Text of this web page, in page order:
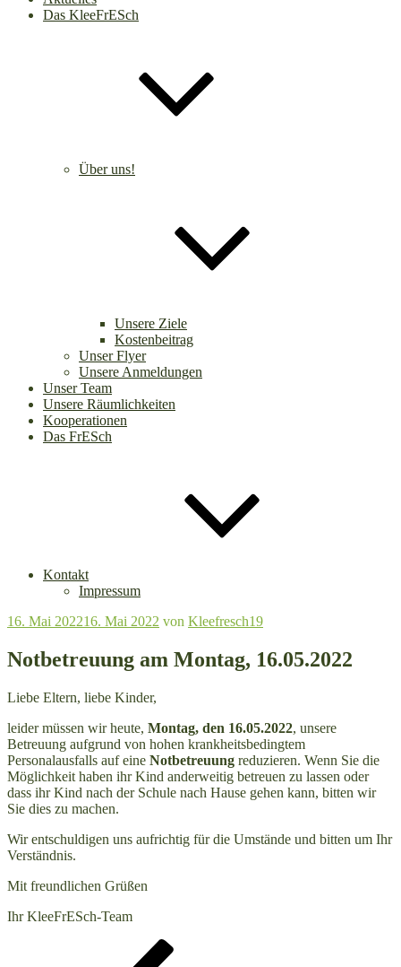
Das KleeFrESch
Über uns!
Unsere Ziele
Kostenbeitrag
Unser Flyer
Unsere Anmeldungen
Unser Team
Unsere Räumlichkeiten
Kooperationen
Das FrESch
Kontakt
Impressum
Veröffentlicht
16. Mai 202216. Mai 2022 von Kleefresch19
Notbetreuung am Montag, 16.05.2022
Liebe Eltern, liebe Kinder,
leider müssen wir heute, Montag, den 16.05.2022, unsere
Betreuung aufgrund von hohen krankheitsbedingtem
Personalausfalls auf eine Notbetreuung reduzieren. Wenn Sie die
Möglichkeit haben ihr Kind anderweitig betreuen zu lassen oder
dass ihr Kind nach der Schule nach Hause gehen kann, bitten wir
Sie dies zu machen.
Wir entschuldigen uns aufrichtig für die Umstände und bitten um Ihr
Verständnis.
Mit freundlichen Grüßen
Ihr KleeFrESch-Team
Beitragsnavigation